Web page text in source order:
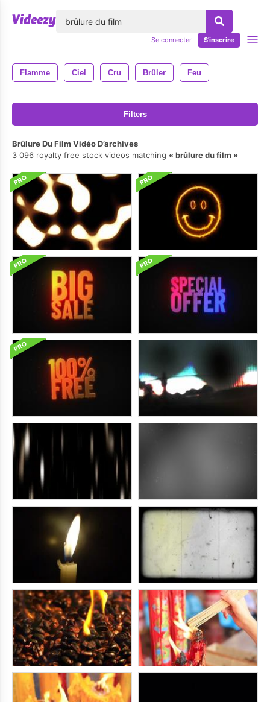
Se connecter S'inscrire
Flamme Ciel Cru Brûler Feu
Filters
Brûlure Du Film Vidéo D’archives
3 096 royalty free stock videos matching
brûlure du film